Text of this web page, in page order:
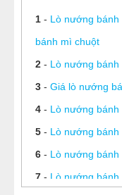
1- Lò nướng bánh
bánh mì chuột
2- Lò nướng bánh
3- Giá lò nướng
4- Lò nướng bánh
5- Lò nướng bánh
6- Lò nướng bánh
7- Lò nướng bánh